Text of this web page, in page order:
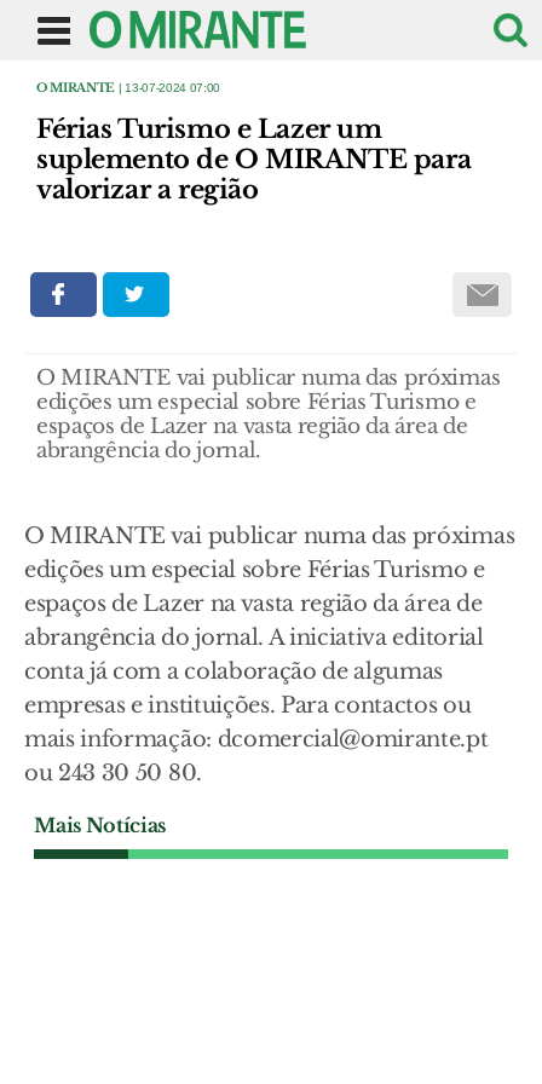
O MIRANTE | 13-07-2024 07:00
Férias Turismo e Lazer um
suplemento de O MIRANTE para
valorizar a região
O MIRANTE vai publicar numa das próximas
edições um especial sobre Férias Turismo e
espaços de Lazer na vasta região da área de
abrangência do jornal.
O MIRANTE vai publicar numa das próximas
edições um especial sobre Férias Turismo e
espaços de Lazer na vasta região da área de
abrangência do jornal. A iniciativa editorial
conta já com a colaboração de algumas
empresas e instituições. Para contactos ou
mais informação: dcomercial@omirante.pt
ou 243 30 50 80.
Mais Notícias